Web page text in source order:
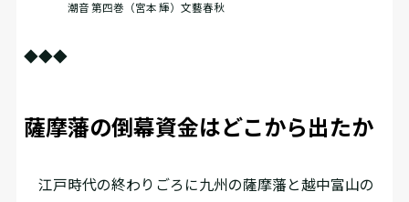
潮音 第四巻（宮本 輝）文藝春秋
◆◆◆
薩摩藩の倒幕資金はどこから出たか
江戸時代の終わりごろに九州の薩摩藩と越中富山の